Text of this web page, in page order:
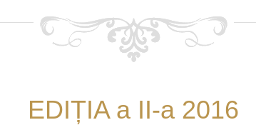
EDIȚIA a II-a 2016